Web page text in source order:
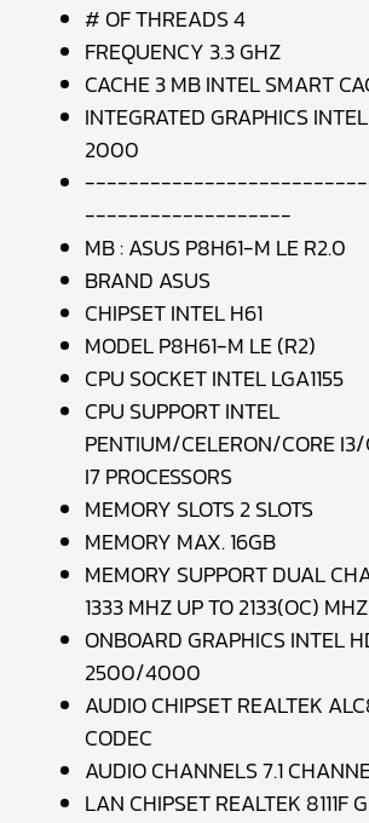
# OF THREADS 4
FREQUENCY 3.3 GHZ
CACHE 3 MB INTEL SMART
INTEGRATED GRAPHICS
2000
-------------------
MB : ASUS P8H61-M LE R2.0
BRAND ASUS
CHIPSET INTEL H61
MODEL P8H61-M LE (R2)
CPU SOCKET INTEL LGA1155
CPU SUPPORT INTEL
PENTIUM/CELERON/CORE
I7 PROCESSORS
MEMORY SLOTS 2 SLOTS
MEMORY MAX. 16GB
MEMORY SUPPORT DUAL
1333 MHZ UP TO 2133(OC) MHZ
ONBOARD GRAPHICS INTEL
2500/4000
AUDIO CHIPSET REALTEK
CODEC
AUDIO CHANNELS 7.1
LAN CHIPSET REALTEK 8111F